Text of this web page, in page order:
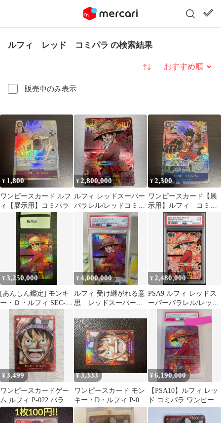
ルフィ レッド コミパラ の検索結果
販売中のみ表示
並び替え
¥ 1,800
ワンピースカード ルフ
ィ【展示用】コミパラ
¥2,800,000
ルフィ レッドスーパー
パラレル/レッドコミパ
ラ OP13-118
¥2,300
ワンピースカード【展
示用】ルフィ コミパ
¥3,250,000
[あんしん鑑定] モンキ
ー・Ｄ・ルフィ SEC-
RSP (レッドコミパラ)
¥4,000,000
ルフィ 受け継がれる意
思 レッドスーパーコ
パラPSA9
¥ 2,480,000
PSA9 ルフィ レッドス
ーパーパラレル/レッド
コミパラ OP13-118
¥3,499
ワンピースカードゲー
ム ルフィ P-022 パラレ
ル プロモFILM RED
¥3,333
ワンピースカード モン
キー・D・ルフィ P-022
FILM RED プロモ
¥6,190,000
【PSA10】ルフィ レッ
ド コミパラ ワンピース
カード パラレル